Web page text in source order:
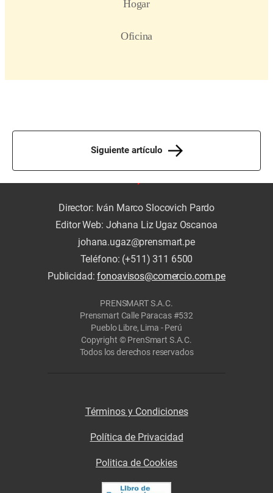
Siguiente artículo
Director: Iván Marco Slocovich Pardo
Editor Web: Johana Liz Ugaz Oscanoa
johana.ugaz@prensmart.pe
Teléfono: (+511) 311 6500
Publicidad:fonoavisos@comercio.com.pe
PRENSMART S.A.C.
Prensmart Calle Paracas #532
Pueblo Libre, Lima - Perú
Copyright © PrenSmart S.A.C.
Todos los derechos reservados
Términos y Condiciones
Política de Privacidad
Politica de Cookies